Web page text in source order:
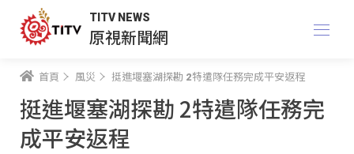
TITV NEWS
原視新聞網
首頁 風災 挺進堰塞湖探勘 2特遣隊任務完成平安返程
挺進堰塞湖探勘 2特遣隊任務完
成平安返程